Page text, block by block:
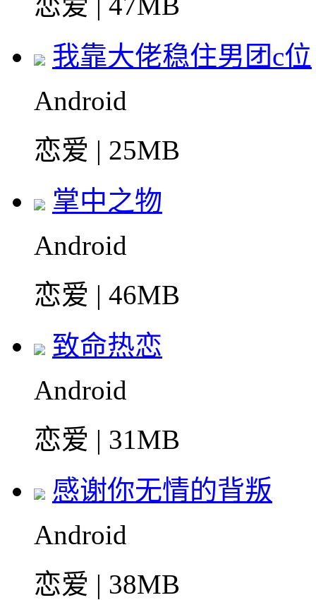
我靠大佬稳住男团c位
Android
恋爱 | 25MB
掌中之物
Android
恋爱 | 46MB
致命热恋
Android
恋爱 | 31MB
感谢你无情的背叛
Android
恋爱 | 38MB